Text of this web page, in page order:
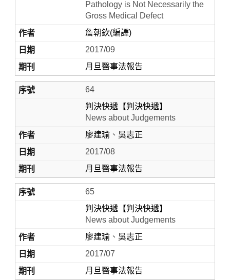
Pathology is Not Necessarily the
Gross Medical Defect
詹朝欽(編譯)
2017/09
月旦醫事法報告
64
判決快遞【判決快遞】
News about Judgements
廖建瑜、 吳志正
2017/08
月旦醫事法報告
65
判決快遞【判決快遞】
News about Judgements
廖建瑜、 吳志正
2017/07
月旦醫事法報告